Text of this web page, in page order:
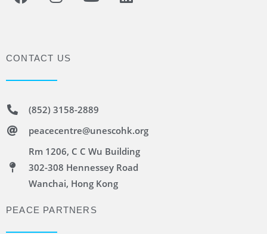
CONTACT US
(852) 3158-2889
peacecentre@unescohk.org
Rm 1206, C C Wu Building
302-308 Hennessey Road
Wanchai, Hong Kong
PEACE PARTNERS